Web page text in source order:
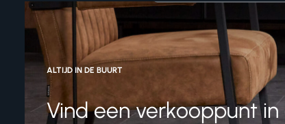
ALTIJD IN DE BUURT
Vind een verkooppunt